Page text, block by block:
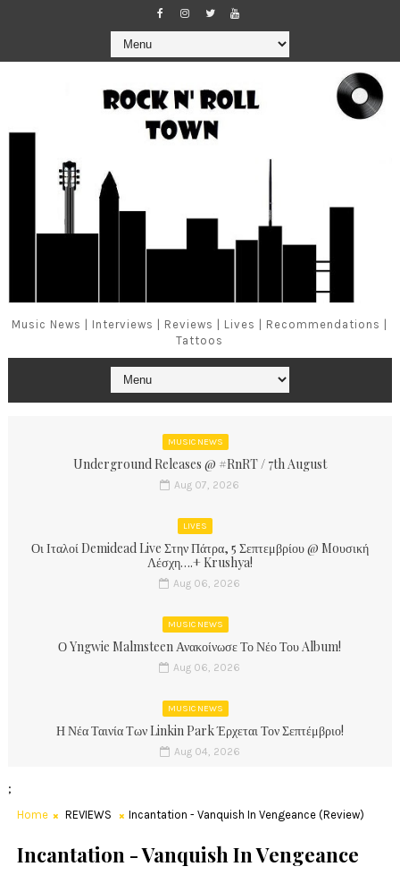
Music News | Interviews | Reviews | Lives | Recommendations |
Tattoos
MUSIC NEWS
Underground Releases @ #RnRT / 7th August
Aug 07, 2026
LIVES
Οι Ιταλοί Demidead Live Στην Πάτρα, 5 Σεπτεμβρίου @ Moυσική
Λέσχη….+ Krushya!
Aug 06, 2026
MUSIC NEWS
Ο Yngwie Malmsteen Ανακοίνωσε Το Νέο Του Album!
Aug 06, 2026
MUSIC NEWS
Η Νέα Ταινία Των Linkin Park Έρχεται Τον Σεπτέμβριο!
Aug 04, 2026
;
Home REVIEWS Incantation - Vanquish In Vengeance (Review)
Incantation - Vanquish In Vengeance